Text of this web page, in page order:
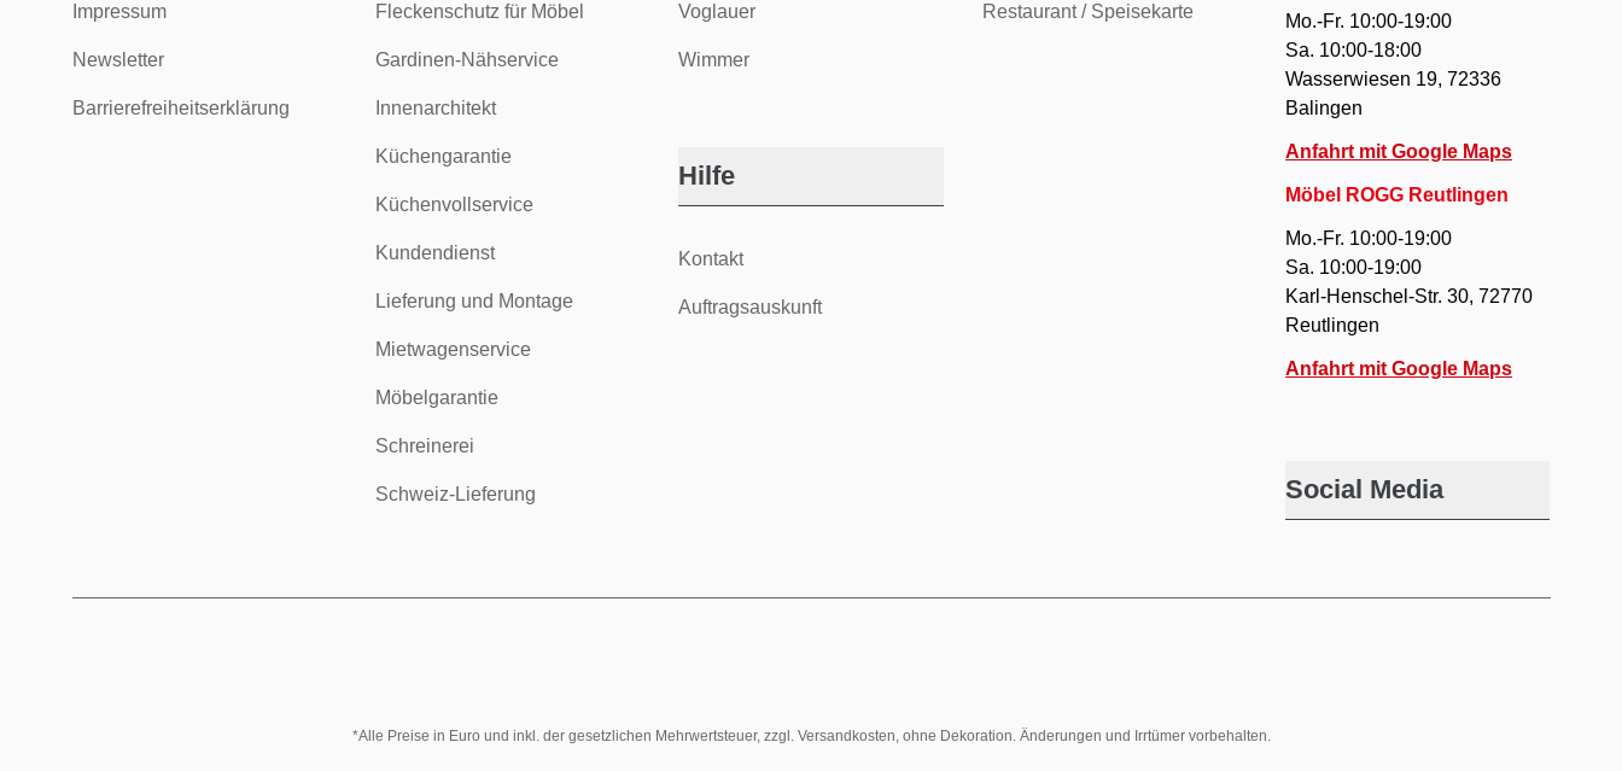
Impressum
Newsletter
Barrierefreiheitserklärung
Fleckenschutz für Möbel
Gardinen-Nähservice
Innenarchitekt
Küchengarantie
Küchenvollservice
Kundendienst
Lieferung und Montage
Mietwagenservice
Möbelgarantie
Schreinerei
Schweiz-Lieferung
Voglauer
Wimmer
Hilfe
Kontakt
Auftragsauskunft
Restaurant / Speisekarte
Mo.-Fr. 10:00-19:00
Sa. 10:00-18:00
Wasserwiesen 19, 72336
Balingen
Anfahrt mit Google Maps
Möbel ROGG Reutlingen
Mo.-Fr. 10:00-19:00
Sa. 10:00-19:00
Karl-Henschel-Str. 30, 72770
Reutlingen
Anfahrt mit Google Maps
Social Media
*Alle Preise in Euro und inkl. der gesetzlichen Mehrwertsteuer, zzgl. Versandkosten, ohne Dekoration. Änderungen und Irrtümer vorbehalten.